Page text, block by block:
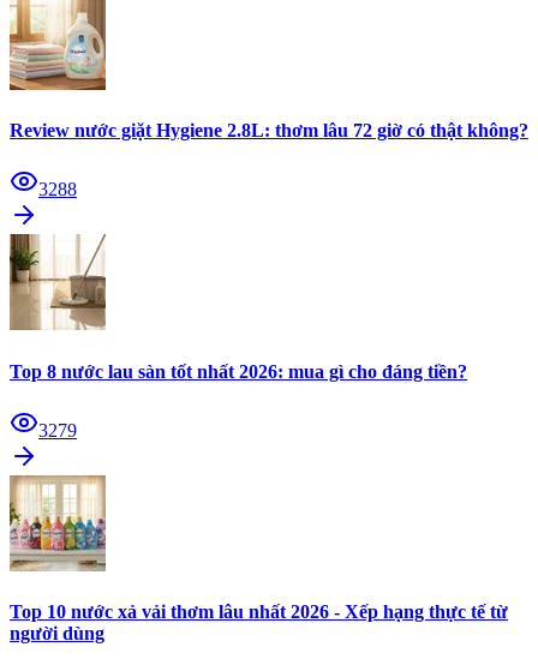
Review nước giặt Hygiene 2.8L: thơm lâu 72 giờ có thật không?
3288
Top 8 nước lau sàn tốt nhất 2026: mua gì cho đáng tiền?
3279
Top 10 nước xả vải thơm lâu nhất 2026 - Xếp hạng thực tế từ
người dùng